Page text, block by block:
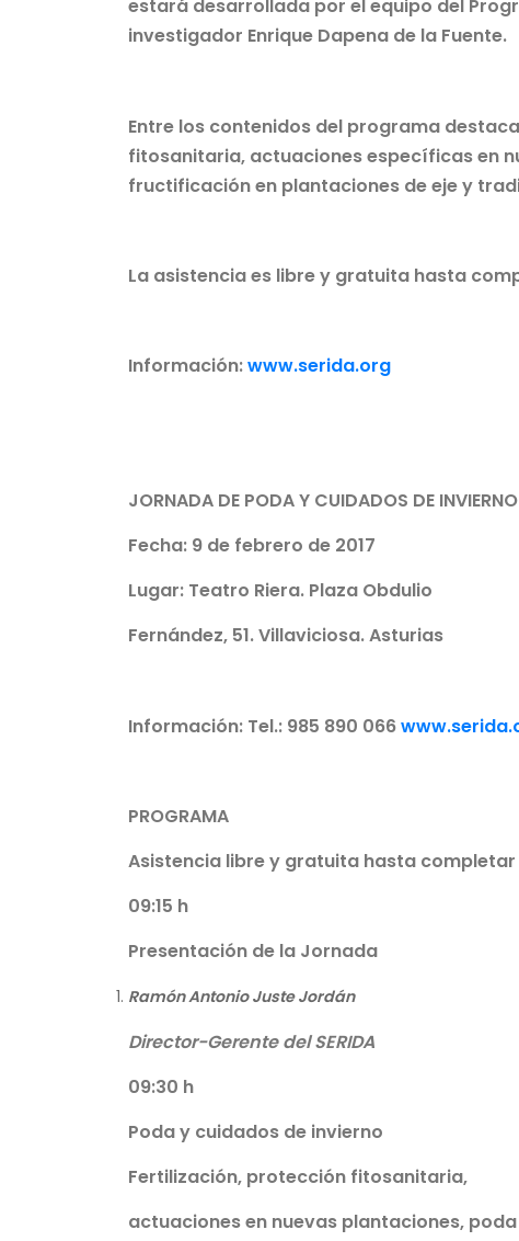
estará desarrollada por el equipo del
investigador Enrique Dapena de la Fuente.
Entre los contenidos del programa
fitosanitaria, actuaciones específicas en
fructificación en plantaciones de eje y
La asistencia es libre y gratuita hasta
Información:www.serida.org
JORNADA DE PODA Y CUIDADOS DE
Fecha: 9 de febrero de 2017
Lugar: Teatro Riera. Plaza Obdulio
Fernández, 51. Villaviciosa. Asturias
Información: Tel.: 985 890 066
PROGRAMA
Asistencia libre y gratuita hasta
09:15 h
Presentación de la Jornada
Ramón Antonio Juste Jordán
Director-Gerente del SERIDA
09:30 h
Poda y cuidados de invierno
Fertilización, protección fitosanitaria,
actuaciones en nuevas plantaciones, poda